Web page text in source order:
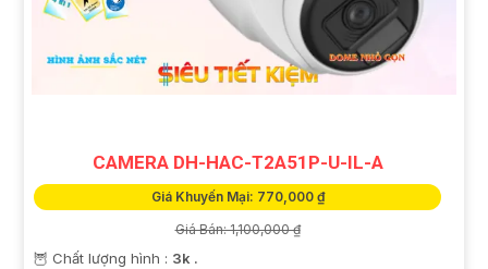
CAMERA DH-HAC-T2A51P-U-IL-A
Giá Khuyến Mại: 770,000 ₫
Giá Bán: 1,100,000 ₫
🦉 Chất lượng hình : 3k .